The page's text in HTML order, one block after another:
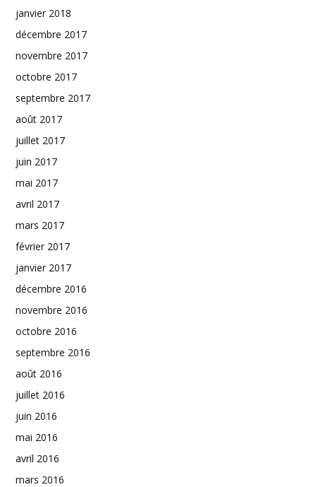
janvier 2018
décembre 2017
novembre 2017
octobre 2017
septembre 2017
août 2017
juillet 2017
juin 2017
mai 2017
avril 2017
mars 2017
février 2017
janvier 2017
décembre 2016
novembre 2016
octobre 2016
septembre 2016
août 2016
juillet 2016
juin 2016
mai 2016
avril 2016
mars 2016